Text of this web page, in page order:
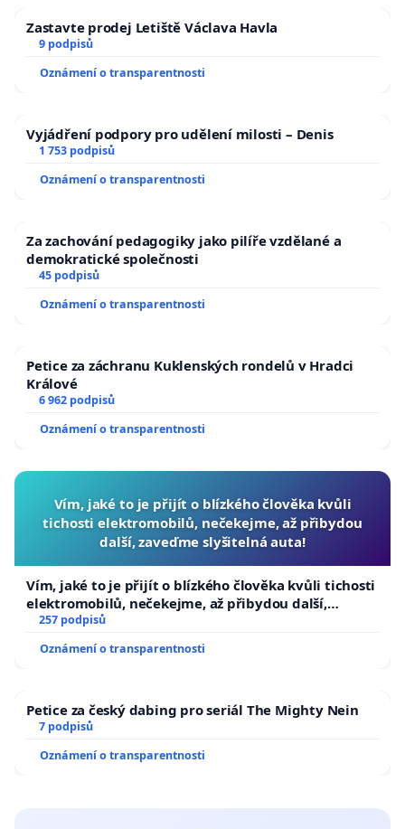
Zastavte prodej Letiště Václava Havla
9 podpisů
Oznámení o transparentnosti
Vyjádření podpory pro udělení milosti – Denis
1 753 podpisů
Oznámení o transparentnosti
Za zachování pedagogiky jako pilíře vzdělané a
demokratické společnosti
45 podpisů
Oznámení o transparentnosti
Petice za záchranu Kuklenských rondelů v Hradci
Králové
6 962 podpisů
Oznámení o transparentnosti
Vím, jaké to je přijít o blízkého člověka kvůli
tichosti elektromobilů, nečekejme, až přibydou
další, zaveďme slyšitelná auta!
Vím, jaké to je přijít o blízkého člověka kvůli tichosti
elektromobilů, nečekejme, až přibydou další,
zaveďme slyšitelná auta!
257 podpisů
Oznámení o transparentnosti
Petice za český dabing pro seriál The Mighty Nein
7 podpisů
Oznámení o transparentnosti